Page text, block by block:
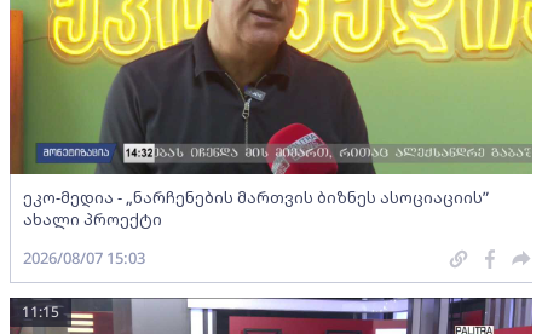
ეკო-მედია - „ნარჩენების მართვის ბიზნეს ასოციაციის”
ახალი პროექტი
2026/08/07 15:03
11:15